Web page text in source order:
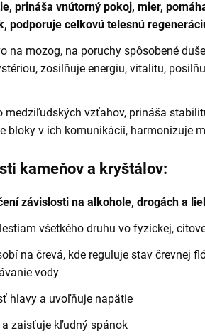
prináša vnútorný pokoj, mier,
podporuje celkovú telesnú
na mozog, na poruchy spôsobené
zosilňuje energiu, vitalitu,
medziľudských vzťahov, prináša
bloky v ich komunikácii, harmonizuje
kameňov a kryštálov:
závislosti na alkohole, drogách a
všetkého druhu vo fyzickej,
na črevá, kde reguluje stav črevnej
vody
hlavy a uvoľňuje napätie
a zaisťuje kľudný spánok